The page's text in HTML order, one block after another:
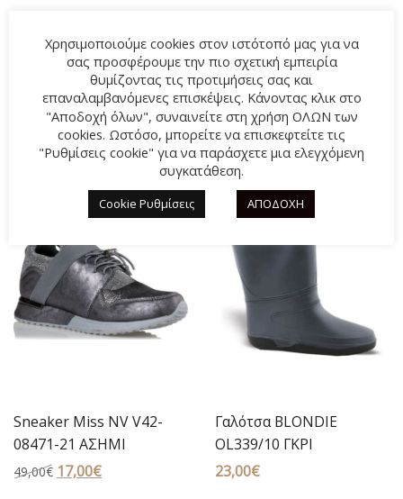
ΣΧΕΤΙΚΆ ΠΡΟΪΌΝΤΑ
Sneaker Miss NV V42-
08471-21 ΑΣΗΜΙ
49,00€ Original
17,00€Η
Γαλότσα BLONDIE
OL339/10 ΓΚΡΙ
23,00€
Χρησιμοποιούμε cookies στον ιστότοπό μας για να
σας προσφέρουμε την πιο σχετική εμπειρία
θυμίζοντας τις προτιμήσεις σας και
επαναλαμβανόμενες επισκέψεις. Κάνοντας κλικ στο
"Αποδοχή όλων", συναινείτε στη χρήση ΟΛΩΝ των
cookies. Ωστόσο, μπορείτε να επισκεφτείτε τις
"Ρυθμίσεις cookie" για να παράσχετε μια ελεγχόμενη
συγκατάθεση.
Cookie Ρυθμίσεις ΑΠΟΔΟΧΗ